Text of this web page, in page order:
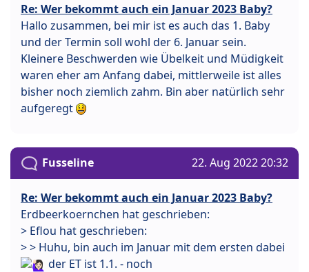
Re: Wer bekommt auch ein Januar 2023 Baby?
Hallo zusammen, bei mir ist es auch das 1. Baby
und der Termin soll wohl der 6. Januar sein.
Kleinere Beschwerden wie Übelkeit und Müdigkeit
waren eher am Anfang dabei, mittlerweile ist alles
bisher noch ziemlich zahm. Bin aber natürlich sehr
aufgeregt
Fusseline 22. Aug 2022 20:32
Re: Wer bekommt auch ein Januar 2023 Baby?
Erdbeerkoernchen hat geschrieben:
> Eflou hat geschrieben:
> > Huhu, bin auch im Januar mit dem ersten dabei
der ET ist 1.1. - noch